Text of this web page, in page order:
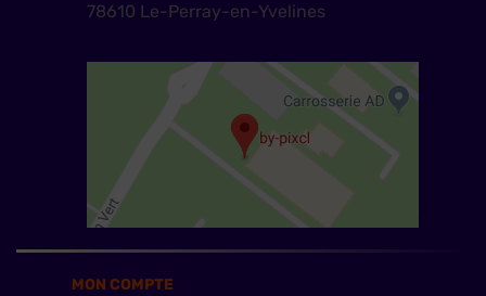
78610 Le-Perray-en-Yvelines
MON COMPTE